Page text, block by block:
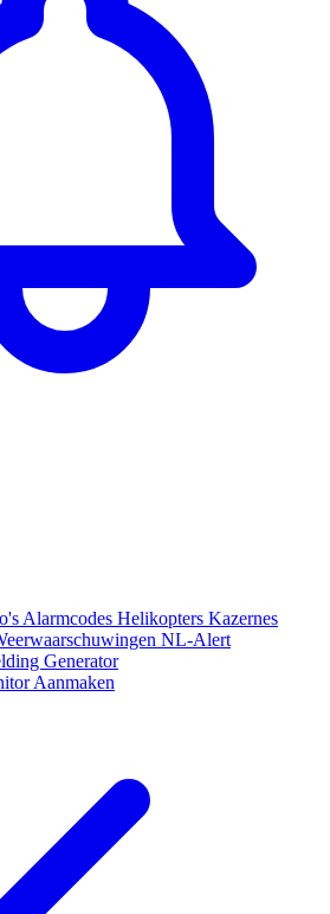
Alarmcodes Helikopters Kazernes
NL-Alert
Generator
Aanmaken